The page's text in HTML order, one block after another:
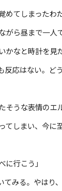
めてしまった
ら昼まで一人
なと時計を見
反応はない。
うな表情のエ
しまい、今に至
行こう」
みる。やはり、